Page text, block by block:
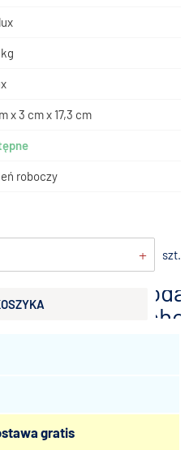
x 3 cm x 17,3 cm
roboczy
+ szt.
gratis